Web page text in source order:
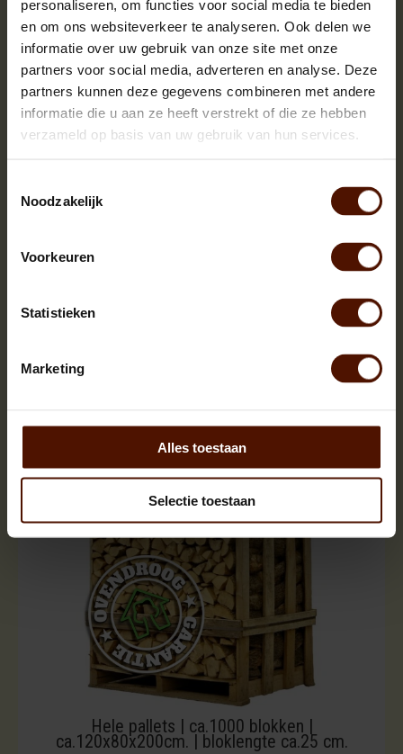
personaliseren, om functies voor social media te bieden
en om ons websiteverkeer te analyseren. Ook delen we
informatie over uw gebruik van onze site met onze
partners voor social media, adverteren en analyse. Deze
partners kunnen deze gegevens combineren met andere
informatie die u aan ze heeft verstrekt of die ze hebben
verzameld op basis van uw gebruik van hun services.
Noodzakelijk
Voorkeuren
Statistieken
Marketing
Alles toestaan
Selectie toestaan
Netzakken | 60 of 90 stuks | bloklengte ca.25 cm.
Hele pallets | ca.1000 blokken |
ca.120x80x200cm. | bloklengte ca.25 cm.